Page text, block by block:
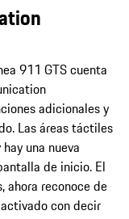
911 GTS cuenta
adicionales y
Las áreas táctiles
una nueva
de inicio. El
ahora reconoce de
con decir